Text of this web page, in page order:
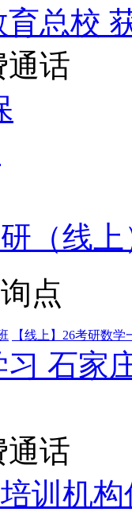
总校
通话
（线
点
【线上】26考研数学
石家
通话
培训机构